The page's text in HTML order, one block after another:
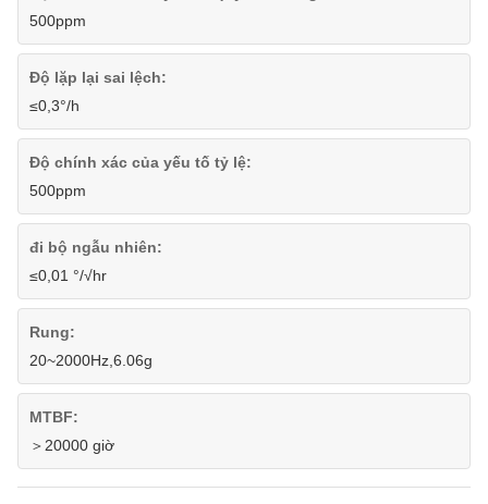
500ppm
Độ lặp lại sai lệch:
≤0,3°/h
Độ chính xác của yếu tố tỷ lệ:
500ppm
đi bộ ngẫu nhiên:
≤0,01 °/√hr
Rung:
20~2000Hz,6.06g
MTBF:
＞20000 giờ